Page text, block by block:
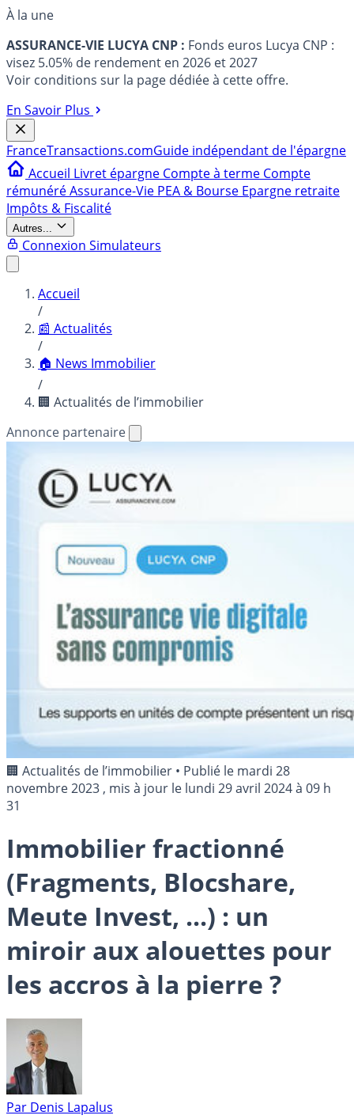
À la une
ASSURANCE-VIE LUCYA CNP : Fonds euros Lucya CNP :
visez 5.05% de rendement en 2026 et 2027
Voir conditions sur la page dédiée à cette offre.
En Savoir Plus
FranceTransactions.comGuide indépendant de l'épargne
Accueil Livret épargne Compte à terme Compte
rémunéréAssurance-Vie PEA & Bourse Epargne retraite
Impôts & Fiscalité
Autres...
Connexion Simulateurs
Accueil
/
📰 Actualités
/
🏠 News Immobilier
/
🏢 Actualités de l’immobilier
Annonce partenaire
🏢 Actualités de l’immobilier • Publié le mardi 28
novembre 2023 , mis à jour le lundi 29 avril 2024 à 09 h
31
Immobilier fractionné
(Fragments, Blocshare,
Meute Invest, ...) : un
miroir aux alouettes pour
les accros à la pierre ?
Par Denis Lapalus